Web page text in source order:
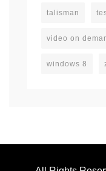
talisman
video on
windows 8